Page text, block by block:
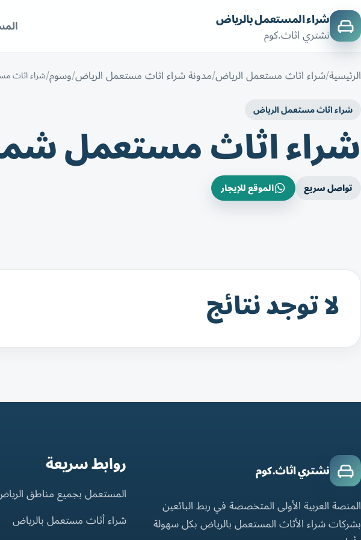
شراء المستعمل بالرياض
نشتري اثاث.كوم
الرئيسية شراء اثاث مستعمل الرياض مدونة شراء اثاث مستعمل الرياض وسوم شراء اثاث
شراء اثاث مستعمل الرياض
شراء اثاث مستعمل
تواصل سريع الموقع للإيجار
لا توجد نتائج
نشتري اثاث.كوم
المنصة العربية الأولى المتخصصة في ربط البائعين
بشركات شراء الأثاث المستعمل بالرياض بكل سهولة
روابط سريعة
المستعمل بجميع مناطق
شراء أثاث مستعمل بالرياض